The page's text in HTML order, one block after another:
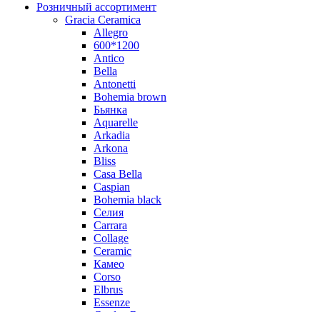
Розничный ассортимент
Gracia Ceramica
Allegro
600*1200
Antico
Bella
Antonetti
Bohemia brown
Бьянка
Aquarelle
Arkadia
Arkona
Bliss
Casa Bella
Caspian
Bohemia black
Селия
Carrara
Collage
Ceramic
Камео
Corso
Elbrus
Essenze